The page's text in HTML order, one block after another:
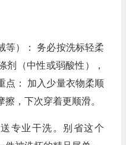
等）： 务必按洗标轻柔
剂（中性或弱酸性），
点： 加入少量衣物柔顺
，下次穿着更顺滑。
专业干洗。别省这个